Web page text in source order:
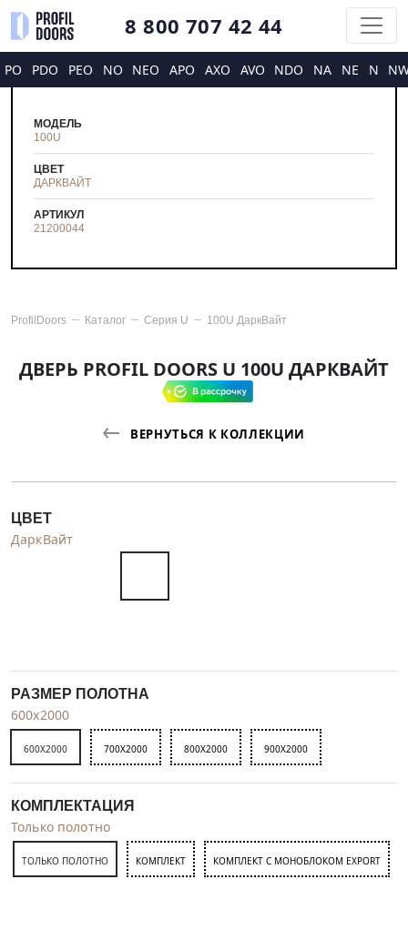
8 800 707 42 44
PO PDO PEO NO NEO APO AXO AVO NDO NA NE N
МОДЕЛЬ
100U
ЦВЕТ
ДАРКВАЙТ
АРТИКУЛ
21200044
ProfilDoors Каталог Серия U 100U ДаркВайт
ДВЕРЬ PROFIL DOORS U 100U ДАРКВАЙТ
ВЕРНУТЬСЯ К КОЛЛЕКЦИИ
ЦВЕТ
ДаркВайт
РАЗМЕР ПОЛОТНА
600x2000
600X2000 700X2000 800X2000 900X2000
КОМПЛЕКТАЦИЯ
Только полотно
ТОЛЬКО ПОЛОТНО КОМПЛЕКТ КОМПЛЕКТ С МОНОБЛОКОМ EXPORT